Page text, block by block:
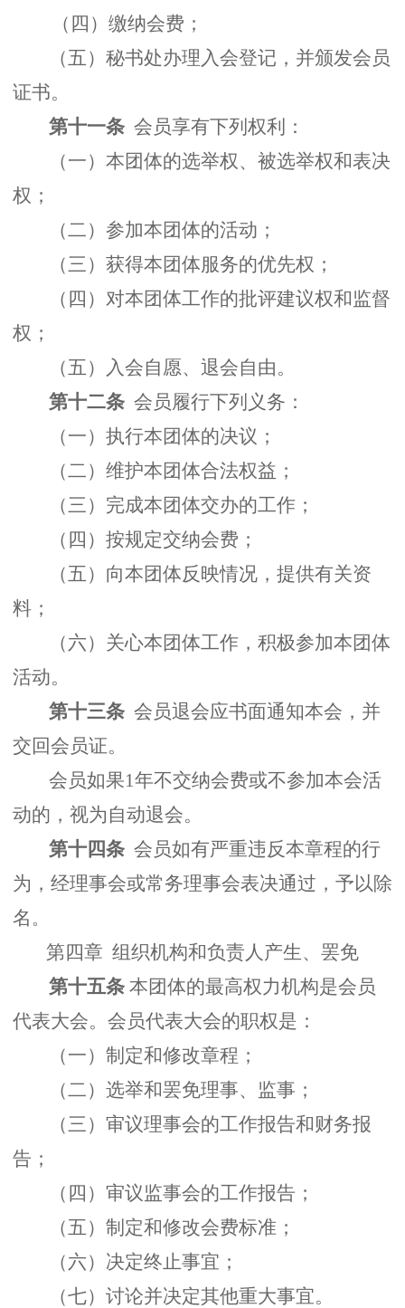
（四）缴纳会费；
（五）秘书处办理入会登记，并颁发会员
证书。
第十一条 会员享有下列权利：
（一）本团体的选举权、被选举权和表决
权；
（二）参加本团体的活动；
（三）获得本团体服务的优先权；
（四）对本团体工作的批评建议权和监督
权；
（五）入会自愿、退会自由。
第十二条 会员履行下列义务：
（一）执行本团体的决议；
（二）维护本团体合法权益；
（三）完成本团体交办的工作；
（四）按规定交纳会费；
（五）向本团体反映情况，提供有关资
料；
（六）关心本团体工作，积极参加本团体
活动。
第十三条 会员退会应书面通知本会，并
交回会员证。
会员如果1年不交纳会费或不参加本会活
动的，视为自动退会。
第十四条 会员如有严重违反本章程的行
为，经理事会或常务理事会表决通过，予以除
名 。
第四章 组织机构和负责人产生、罢免
第十五条 本团体的最高权力机构是会员
代表大会。会员代表大会的职权是：
（一）制定和修改章程；
（二）选举和罢免理事、监事；
（三）审议理事会的工作报告和财务报
告；
（四）审议监事会的工作报告；
（五）制定和修改会费标准；
（六）决定终止事宜；
（七）讨论并决定其他重大事宜。